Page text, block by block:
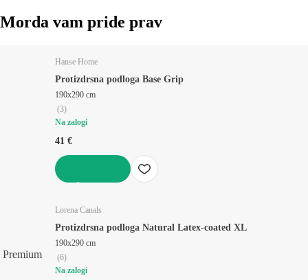
Morda vam pride prav
Hanse Home
Protizdrsna podloga Base Grip
190x290 cm
(3)
Na zalogi
41 €
Premium
Lorena Canals
Protizdrsna podloga Natural Latex-coated XL
190x290 cm
(6)
Na zalogi